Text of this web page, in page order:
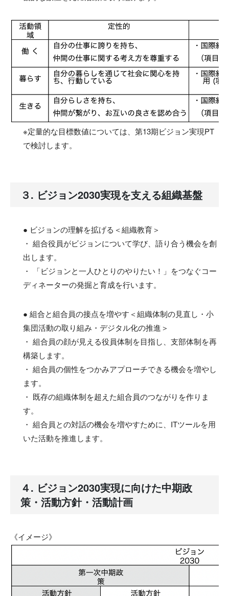
※定量的な目標数値については、第13期ビジョン実現PT
で検討します。
３. ビジョン2030実現を支える組織基盤
● ビジョンの理解を拡げる＜組織教育＞
・ 組合役員がビジョンについて学び、語り合う機会を創
出します。
・ 「ビジョンと一人ひとりのやりたい！」をつなぐコー
ディネーターの発掘と育成を行います。
● 組合と組合員の接点を増やす＜組織体制の見直し・小
集団活動の取り組み・デジタル化の推進＞
・ 組合員の顔が見える役員体制を目指し、支部体制を再
構築します。
・ 組合員の個性をつかみアプローチできる機会を増やし
ます。
・ 既存の組織体制を超えた組合員のつながりを作りま
す。
・ 組合員との対話の機会を増やすために、ITツールを用
いた活動を推進します。
４. ビジョン2030実現に向けた中期政
策・活動方針・活動計画
《イメージ》